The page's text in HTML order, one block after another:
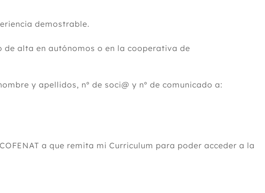
demostrable.
de alta en autónomos o en la cooperativa de
y apellidos, nº de soci@ y nº de comunicado a:
a que remita mi Curriculum para poder acceder a la